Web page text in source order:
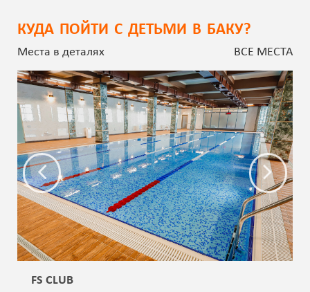
КУДА ПОЙТИ С ДЕТЬМИ В БАКУ?
Места в деталях ВСЕ МЕСТА
FS CLUB